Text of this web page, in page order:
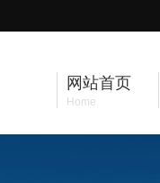
网站首页
Home